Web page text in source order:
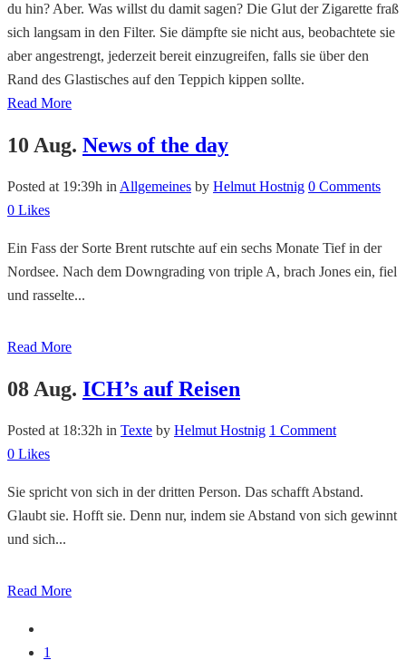
du hin? Aber. Was willst du damit sagen? Die Glut der Zigarette fraß
sich langsam in den Filter. Sie dämpfte sie nicht aus, beobachtete sie
aber angestrengt, jederzeit bereit einzugreifen, falls sie über den
Rand des Glastisches auf den Teppich kippen sollte.
Read More
10 Aug. News of the day
Posted at 19:39h in Allgemeines by Helmut Hostnig 0 Comments
0 Likes
Ein Fass der Sorte Brent rutschte auf ein sechs Monate Tief in der
Nordsee. Nach dem Downgrading von triple A, brach Jones ein, fiel
und rasselte...
Read More
08 Aug. ICH’s auf Reisen
Posted at 18:32h in Texte by Helmut Hostnig 1 Comment
0 Likes
Sie spricht von sich in der dritten Person. Das schafft Abstand.
Glaubt sie. Hofft sie. Denn nur, indem sie Abstand von sich gewinnt
und sich...
Read More
1